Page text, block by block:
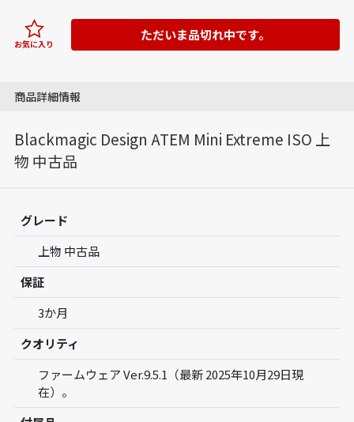
ただいま品切れ中です。
お気に入り
商品詳細情報
Blackmagic Design ATEM Mini Extreme ISO 上
物 中古品
グレード
上物 中古品
保証
3か月
クオリティ
ファームウェア Ver.9.5.1（最新 2025年10月29日現
在）。